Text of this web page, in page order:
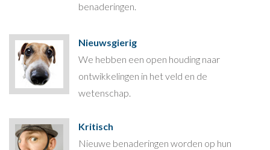
benaderingen.
Nieuwsgierig
We hebben een open houding naar
ontwikkelingen in het veld en de
wetenschap.
Kritisch
Nieuwe benaderingen worden op hun